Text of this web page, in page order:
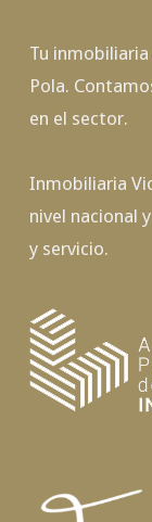
Tu
Pola.
en el sector.
Inmobiliaria
nivel nacional
y servicio.